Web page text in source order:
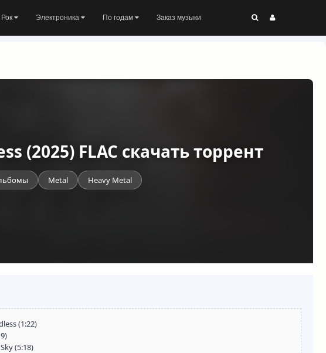
Рок Электроника По годам Заказ музыки
(2025) FLAC скачать торрент
Metal Heavy Metal
(1:22)
(5:18)